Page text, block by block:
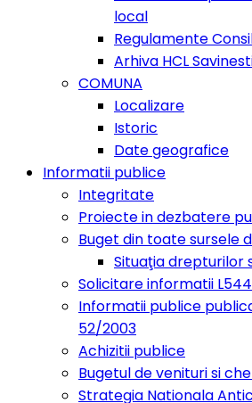
local
Regulamente
Arhiva HCL
COMUNA
Localizare
Istoric
Date geografice
Informatii publice
Integritate
Proiecte in dezbatere
Buget din toate sursele
Situaţia drepturilor
Solicitare informatii
Informatii publice
52/2003
Achizitii publice
Bugetul de venituri si
Strategia Nationala